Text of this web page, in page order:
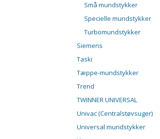
Små mundstykker
Specielle mundstykker
Turbomundstykker
Siemens
Taski
Tæppe-mundstykker
Trend
TWINNER UNIVERSAL
Univac (Centralstøvsuger)
Universal mundstykker